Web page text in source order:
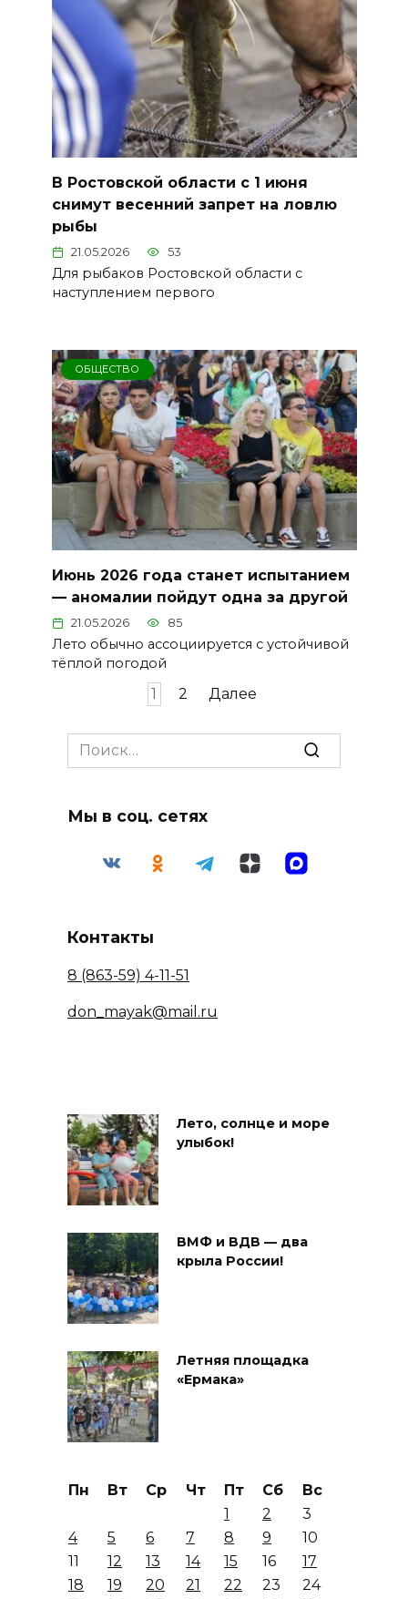
В Ростовской области с 1 июня
снимут весенний запрет на ловлю
рыбы
21.05.2026 53
Для рыбаков Ростовской области с
наступлением первого
ОБЩЕСТВО
Июнь 2026 года станет испытанием
— аномалии пойдут одна за другой
21.05.2026 85
Лето обычно ассоциируется с устойчивой
тёплой погодой
1 2 Далее
Search
for:
Мы в соц. сетях
Контакты
8 (863-59) 4-11-51
don_mayak@mail.ru
Лето, солнце и море
улыбок!
ВМФ и ВДВ — два
крыла России!
Летняя площадка
«Ермака»
Пн Вт Ср Чт Пт Сб
Вс
1
2
3
4
5 6 7 8 9
10
11
12 13 14 15 16
17
18
19 20 21 22 23
24